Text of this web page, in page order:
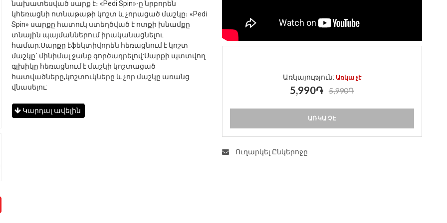
նախատեսված սարք է։ «Pedi Spin»-ը նրբորեն
կհեռացնի ոտնաթաթի կոշտ և չորացած մաշկը։ «Pedi
Spin» սարքը հատուկ ստեղծված է ոտքի խնամքը
տնային պայմաններում իրականացնելու
համար:Սարքը էֆեկտիվորեն հեռացնում է կոշտ
մաշկը` մինիմալ ջանք գործադրելով:Սարքի պտտվող
գլխիկը հեռացնում է մաշկի կոշտացած
հատվածները,կոշտուկները և չոր մաշկը առանց
վնասելու:
Կարդալ ավելին
Առկայություն: Առկա չէ
5,990֏ 5,990֏
ԱՌԿԱ ՉԷ
Ուղարկել Ընկերոջը